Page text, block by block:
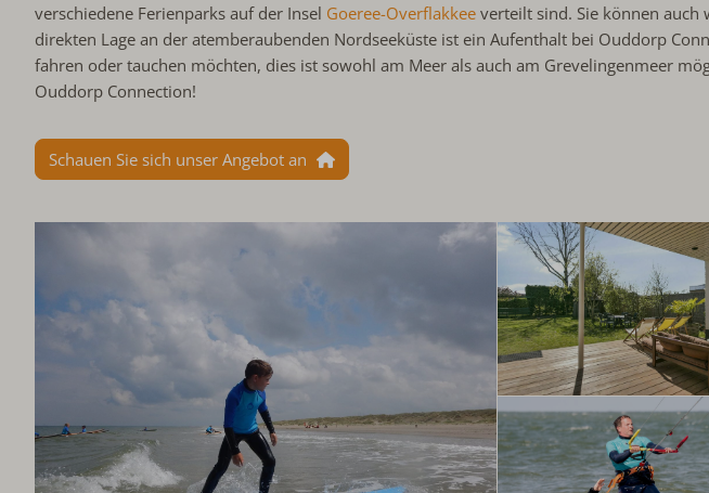
verschiedene Ferienparks auf der Insel Goeree-Overflakkee verteilt sind. Sie können auch
direkten Lage an der atemberaubenden Nordseeküste ist ein Aufenthalt bei Ouddorp
fahren oder tauchen möchten, dies ist sowohl am Meer als auch am Grevelingenmeer
Ouddorp Connection!
Schauen Sie sich unser Angebot an